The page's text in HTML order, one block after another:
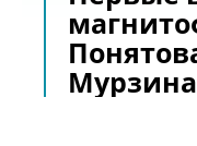
Мурзина